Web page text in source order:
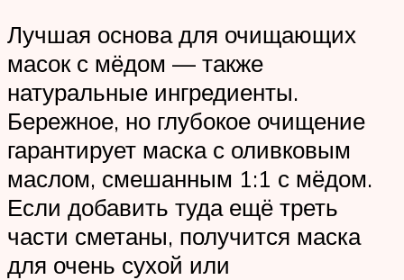
Лучшая основа для очищающих
масок с мёдом — также
натуральные ингредиенты.
Бережное, но глубокое очищение
гарантирует маска с оливковым
маслом, смешанным 1:1 с мёдом.
Если добавить туда ещё треть
части сметаны, получится маска
для очень сухой или